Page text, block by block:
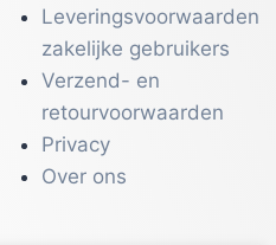
Leveringsvoorwaarden
zakelijke gebruikers
Verzend- en
retourvoorwaarden
Privacy
Over ons